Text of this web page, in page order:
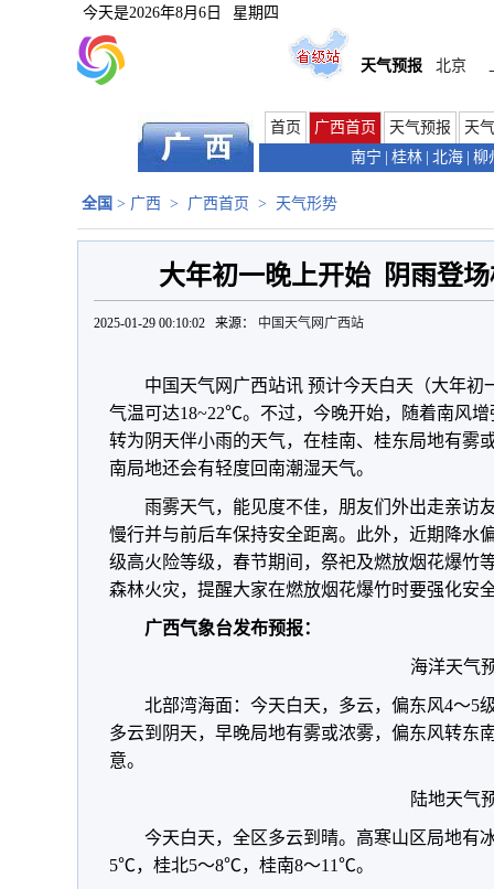
今天是2026年8月6日 星期四
天气预报 北京
首页 广西首页 天气预报
天
南宁
桂林 北海 柳
全国 > 广西 > 广西首页 > 天气形势
大年初一晚上开始 阴雨登
2025-01-29 00:10:02 来源： 中国天气网广西站
中国天气网广西站讯 预计今天白天（大年初
气温可达18~22℃。不过，今晚开始，随着南风
转为阴天伴小雨的天气，在桂南、桂东局地有雾
南局地还会有轻度回南潮湿天气。
雨雾天气，能见度不佳，朋友们外出走亲访
慢行并与前后车保持安全距离。此外，近期降水
级高火险等级，春节期间，祭祀及燃放烟花爆竹
森林火灾，提醒大家在燃放烟花爆竹时要强化安
广西气象台发布预报：
海洋天气
北部湾海面：今天白天，多云，偏东风4～5
多云到阴天，早晚局地有雾或浓雾，偏东风转东
意。
陆地天气
今天白天，全区多云到晴。高寒山区局地有
5℃，桂北5～8℃，桂南8～11℃。